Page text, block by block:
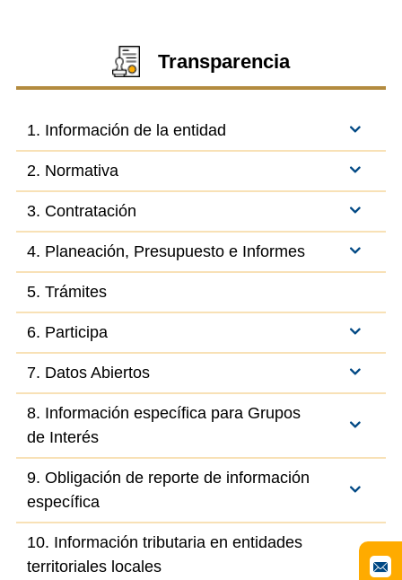
Transparencia
1. Información de la entidad
2. Normativa
3. Contratación
4. Planeación, Presupuesto e Informes
5. Trámites
6. Participa
7. Datos Abiertos
8. Información específica para Grupos
de Interés
9. Obligación de reporte de información
específica
10. Información tributaria en entidades
territoriales locales